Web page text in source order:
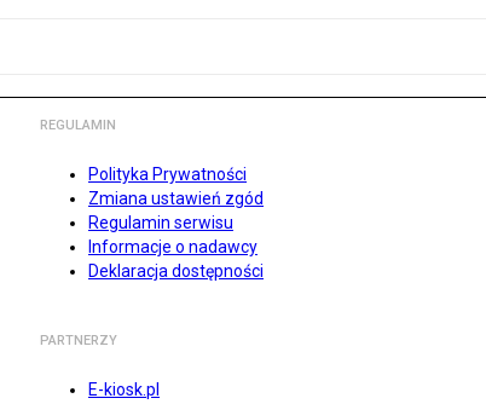
REGULAMIN
Polityka Prywatności
Zmiana ustawień zgód
Regulamin serwisu
Informacje o nadawcy
Deklaracja dostępności
PARTNERZY
E-kiosk.pl